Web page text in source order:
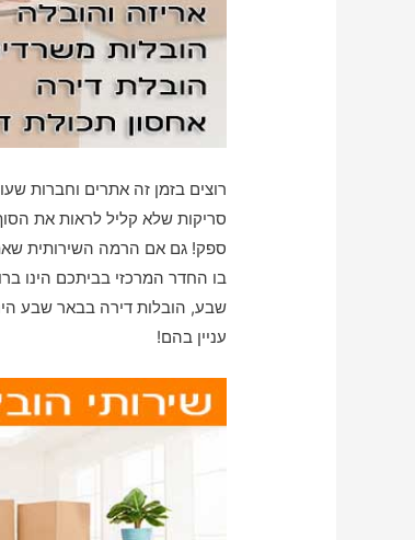
רוצים בזמן זה אתרים וחברות
סריקות שלא קליל לראות את
ספק! גם אם הרמה השירותית
בו החדר המרכזי בביתכם הינו
שבע, הובלות דירה בבאר שבע
עניין בהם!